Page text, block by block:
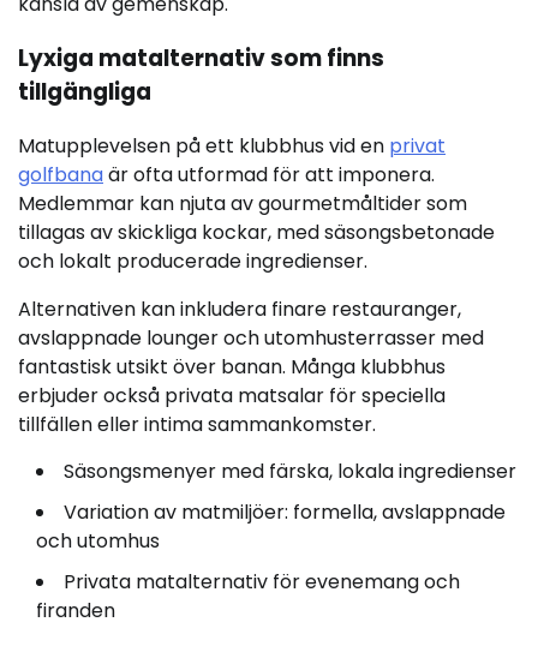
Lyxiga matalternativ som finns
tillgängliga
Matupplevelsen på ett klubbhus vid en privat
golfbanaär ofta utformad för att imponera.
Medlemmar kan njuta av gourmetmåltider som
tillagas av skickliga kockar, med säsongsbetonade
och lokalt producerade ingredienser.
Alternativen kan inkludera finare restauranger,
avslappnade lounger och utomhusterrasser med
fantastisk utsikt över banan. Många klubbhus
erbjuder också privata matsalar för speciella
tillfällen eller intima sammankomster.
Säsongsmenyer med färska, lokala ingredienser
Variation av matmiljöer: formella, avslappnade
och utomhus
Privata matalternativ för evenemang och
firanden